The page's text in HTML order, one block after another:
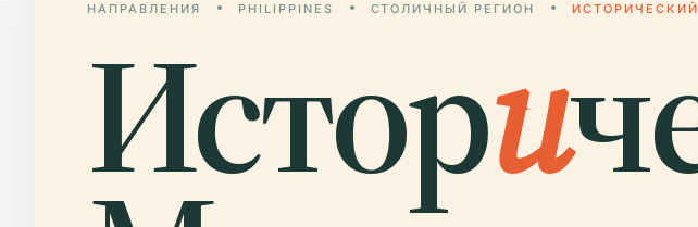
НАПРАВЛЕНИЯ PHILIPPINES СТОЛИЧНЫЙ РЕГИОН
Истори